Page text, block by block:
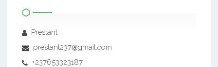
Prestant
prestant237@gmail.com
+237653323187